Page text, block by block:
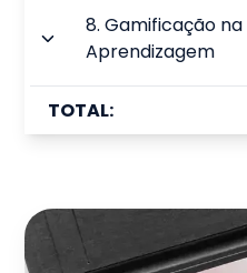
8.Gamificação na
Aprendizagem
TOTAL: